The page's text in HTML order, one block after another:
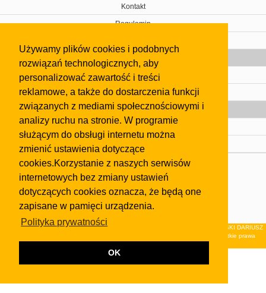
Używamy plików cookies i podobnych
rozwiązań technologicznych, aby
personalizować zawartość i treści
reklamowe, a także do dostarczenia funkcji
związanych z mediami społecznościowymi i
analizy ruchu na stronie. W programie
służącym do obsługi internetu można
zmienić ustawienia dotyczące
cookies.Korzystanie z naszych serwisów
internetowych bez zmiany ustawień
dotyczących cookies oznacza, że będą one
zapisane w pamięci urządzenia.
Polityka prywatności
OK
Kontakt
Regulamin
Gazeta
Olkusz
Kontakt
Strefa dla biznesu
Biura nieruchomości
Dealerzy i autokomisy
Skontaktuj się z nami
regulaminuiPolityki Prywatności.
Klauzula FB
© 2026Wydawnictwo NEON sp. z o.o. (dawniej: FIRMA NEON MAREK KLUCZEWSKI DARIUSZ
KRAWCZYK s.c.) z siedzibą w Olkuszu, ul.Żuradzka 15, 32-300 Olkusz . Wszystkie prawa